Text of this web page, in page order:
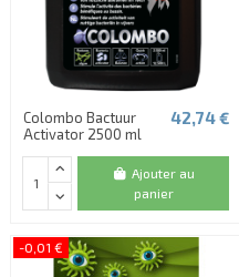
Colombo Bactuur
Activator 2500 ml
42,74 €
Ajouter au
panier
-0,01 €